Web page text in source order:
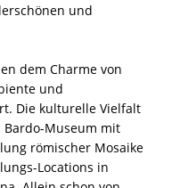
und
dem Charme von
und
Die kulturelle Vielfalt
Bardo-Museum mit
römischer Mosaike
Locations in